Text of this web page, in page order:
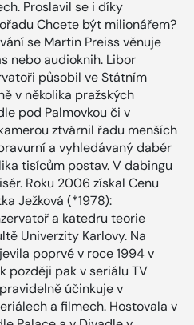
Proslavil se i díky
Chcete být milionářem?
se Martin Preiss věnuje
nebo audioknih. Libor
působil ve Státním
v několika pražských
pod Palmovkou či v
ztvárnil řadu menších
a vyhledávaný dabér
tisícům postav. V dabingu
Roku 2006 získal Cenu
Ježková (*1978):
a katedru teorie
Univerzity Karlovy. Na
poprvé v roce 1994 v
později pak v seriálu TV
účinkuje v
a filmech. Hostovala v